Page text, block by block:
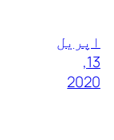
اپریل
13,
2020